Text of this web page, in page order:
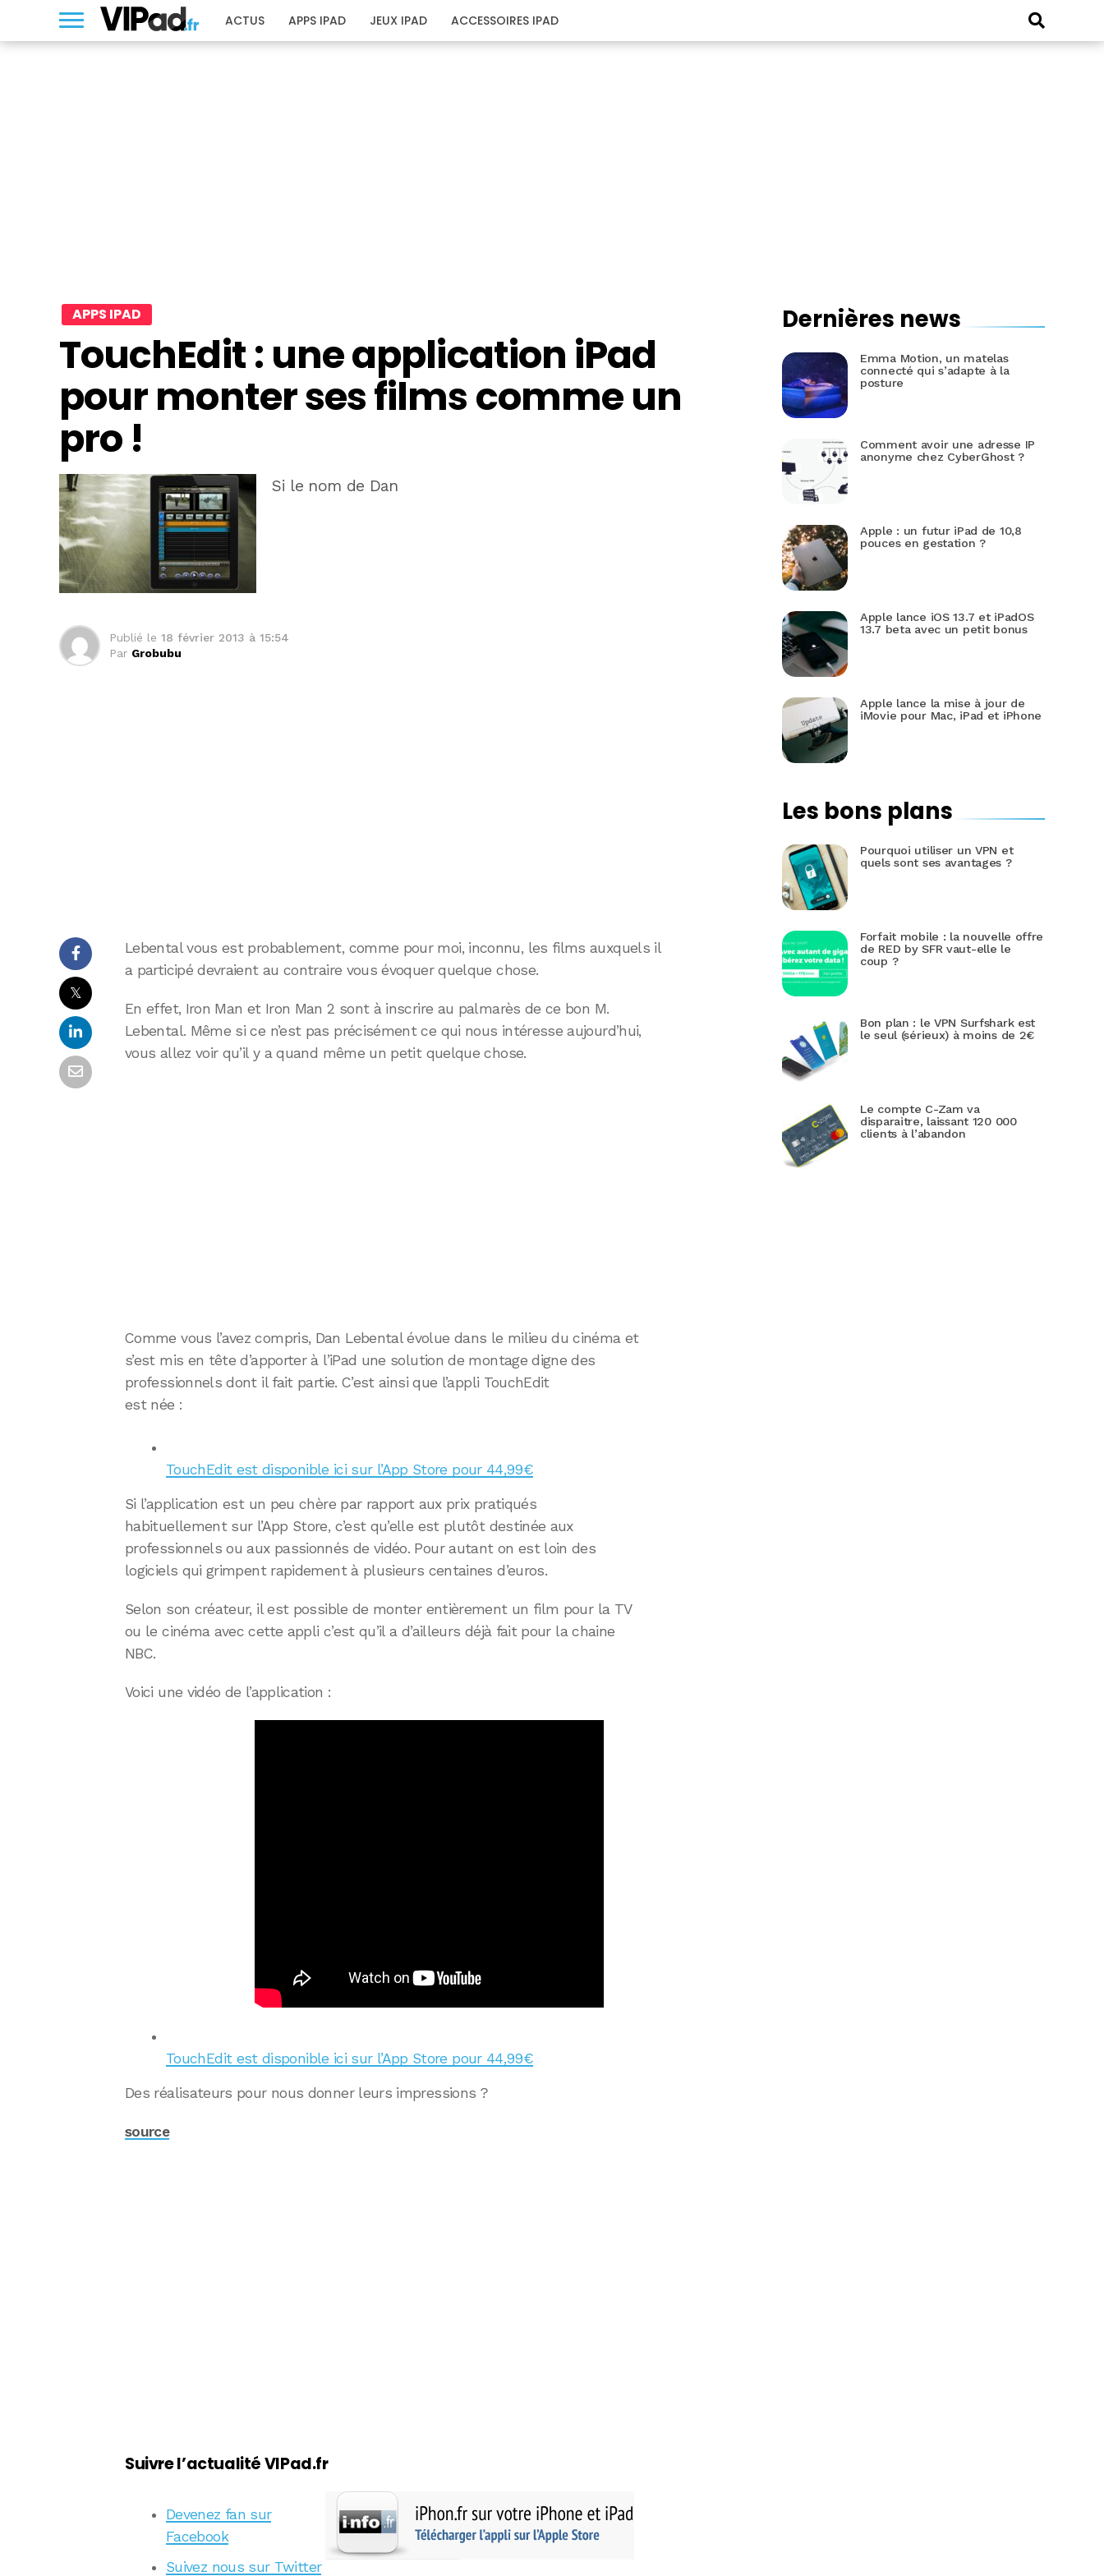
ACTUS APPS IPAD JEUX IPAD ACCESSOIRES IPAD
APPS IPAD
TouchEdit : une application iPad
pour monter ses films comme un
pro !
Si le nom de Dan
Publié le 18 février 2013 à 15:54
Par Grobubu
𝕏
Lebental vous est probablement, comme pour moi, inconnu, les films auxquels il
a participé devraient au contraire vous évoquer quelque chose.
En effet, Iron Man et Iron Man 2 sont à inscrire au palmarès de ce bon M.
Lebental. Même si ce n’est pas précisément ce qui nous intéresse aujourd’hui,
vous allez voir qu’il y a quand même un petit quelque chose.
Comme vous l’avez compris, Dan Lebental évolue dans le milieu du cinéma et
s’est mis en tête d’apporter à l’iPad une solution de montage digne des
professionnels dont il fait partie. C’est ainsi que l’appli TouchEdit
est née :
TouchEdit est disponible ici sur l’App Store pour 44,99€
Si l’application est un peu chère par rapport aux prix pratiqués
habituellement sur l’App Store, c’est qu’elle est plutôt destinée aux
professionnels ou aux passionnés de vidéo. Pour autant on est loin des
logiciels qui grimpent rapidement à plusieurs centaines d’euros.
Selon son créateur, il est possible de monter entièrement un film pour la TV
ou le cinéma avec cette appli c’est qu’il a d’ailleurs déjà fait pour la chaine
NBC.
Voici une vidéo de l’application :
TouchEdit est disponible ici sur l’App Store pour 44,99€
Des réalisateurs pour nous donner leurs impressions ?
source
Suivre l’actualité VIPad.fr
Devenez fan sur
Facebook
Suivez nous sur Twitter
Dernières news
Emma Motion, un matelas
connecté qui s’adapte à la
posture
Comment avoir une adresse IP
anonyme chez CyberGhost ?
Apple : un futur iPad de 10,8
pouces en gestation ?
Apple lance iOS 13.7 et iPadOS
13.7 beta avec un petit bonus
Apple lance la mise à jour de
iMovie pour Mac, iPad et iPhone
Les bons plans
Pourquoi utiliser un VPN et
quels sont ses avantages ?
Forfait mobile : la nouvelle offre
de RED by SFR vaut-elle le
coup ?
Bon plan : le VPN Surfshark est
le seul (sérieux) à moins de 2€
Le compte C-Zam va
disparaitre, laissant 120 000
clients à l’abandon